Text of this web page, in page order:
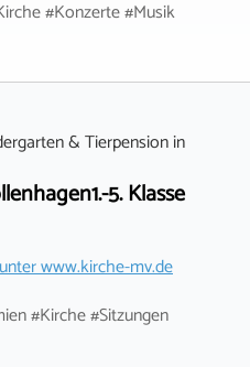
#Konzerte #Musik
& Tierpensionin
5. Klasse
www.kirche-mv.de
#Kirche #Sitzungen